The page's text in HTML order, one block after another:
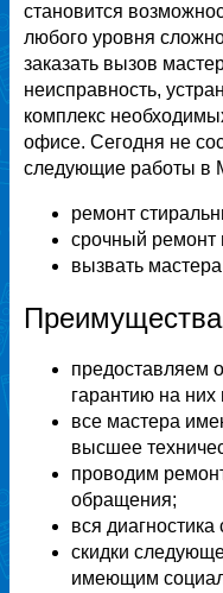
становится
любого уровня
заказать вызов
неисправность,
комплекс
офисе. Сегодня не
следующие работы в
ремонт
срочный
вызвать
Преимущества
предоставляем
гарантию на них
все мастера
высшее
проводим
обращения;
вся
скидки
имеющим